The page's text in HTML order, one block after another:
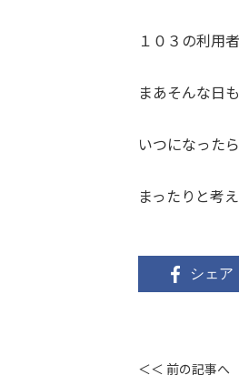
１０３の利用
まあそんな日
いつになった
まったりと考
シェア
＜＜ 前の記事へ